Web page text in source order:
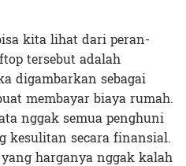
kita lihat dari peran-
tersebut adalah
digambarkan sebagai
membayar biaya rumah.
nggak semua penghuni
kesulitan secara finansial.
harganya nggak kalah